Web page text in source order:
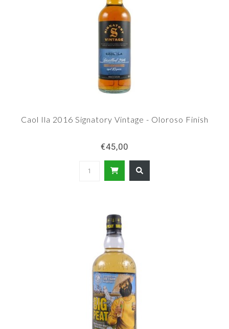
Caol Ila 2016 Signatory Vintage - Oloroso Finish
€45,00